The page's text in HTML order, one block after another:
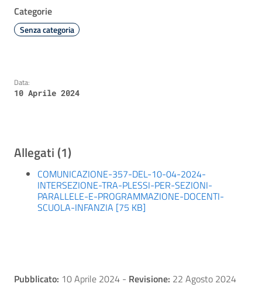
Categorie
Senza categoria
Data:
10 Aprile 2024
Allegati (1)
COMUNICAZIONE-357-DEL-10-04-2024-
INTERSEZIONE-TRA-PLESSI-PER-SEZIONI-
PARALLELE-E-PROGRAMMAZIONE-DOCENTI-
SCUOLA-INFANZIA [75 KB]
Pubblicato: 10 Aprile 2024 - Revisione: 22 Agosto 2024